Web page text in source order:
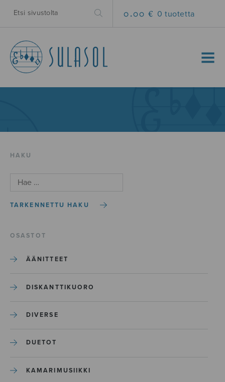
0.00 € 0 tuotetta
MENU
HAKU
TARKENNETTU HAKU
OSASTOT
ÄÄNITTEET
DISKANTTIKUORO
DIVERSE
DUETOT
KAMARIMUSIIKKI